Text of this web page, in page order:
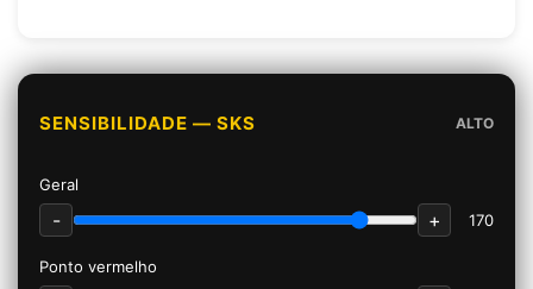
SENSIBILIDADE — SKS ALTO
Geral
- + 170
Ponto vermelho